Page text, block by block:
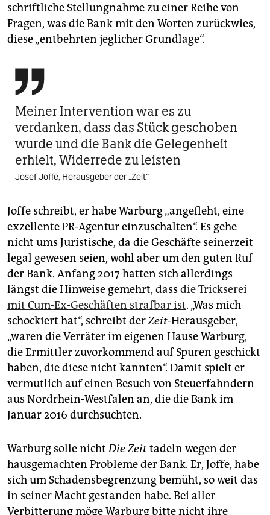
schriftliche Stellungnahme zu einer Reihe von
Fragen, was die Bank mit den Worten zurückwies,
diese „entbehrten jeglicher Grundlage“.

Meiner Intervention war es zu
verdanken, dass das Stück geschoben
wurde und die Bank die Gelegenheit
erhielt, Widerrede zu leisten
Josef Joffe, Herausgeber der „Zeit“
Joffe schreibt, er habe Warburg „angefleht, eine
exzellente PR-Agentur einzuschalten“. Es gehe
nicht ums Juristische, da die Geschäfte seinerzeit
legal gewesen seien, wohl aber um den guten Ruf
der Bank. Anfang 2017 hatten sich allerdings
längst die Hinweise gemehrt, dass die Trickserei
mit Cum-Ex-Geschäften strafbar ist. „Was mich
schockiert hat“, schreibt derZeit-Herausgeber,
„waren die Verräter im eigenen Hause Warburg,
die Ermittler zuvorkommend auf Spuren geschickt
haben, die diese nicht kannten“. Damit spielt er
vermutlich auf einen Besuch von Steuerfahndern
aus Nordrhein-Westfalen an, die die Bank im
Januar 2016 durchsuchten.
Warburg solle nichtDie Zeittadeln wegen der
hausgemachten Probleme der Bank. Er, Joffe, habe
sich um Schadensbegrenzung bemüht, so weit das
in seiner Macht gestanden habe. Bei aller
Verbitterung möge Warburg bitte nicht ihre